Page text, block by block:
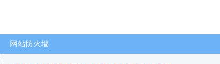
网站防火墙